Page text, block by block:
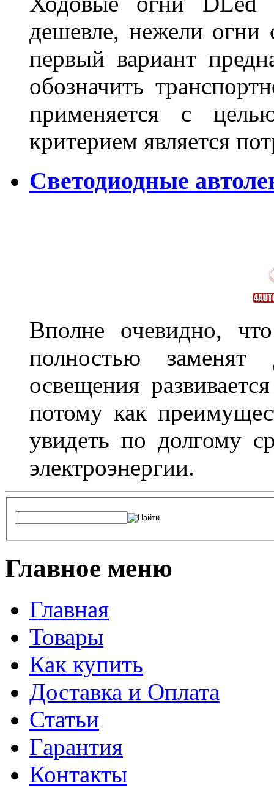
дешевле, нежели огни
первый вариант
обозначить
применяется с
критерием является
Светодиодные
Вполне очевидно,
полностью
освещения
потому как
увидеть по долгому
электроэнергии.
Главное меню
Главная
Товары
Как купить
Доставка и Оплата
Статьи
Гарантия
Контакты